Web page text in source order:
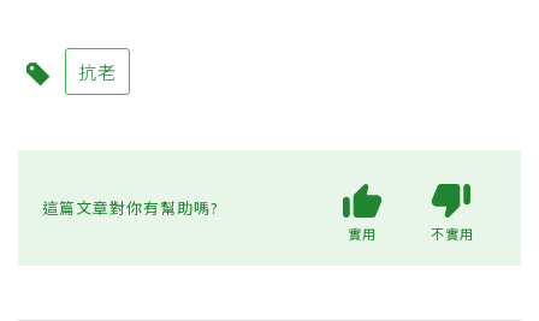
抗老
這篇文章對你有幫助嗎?
實用 不實用